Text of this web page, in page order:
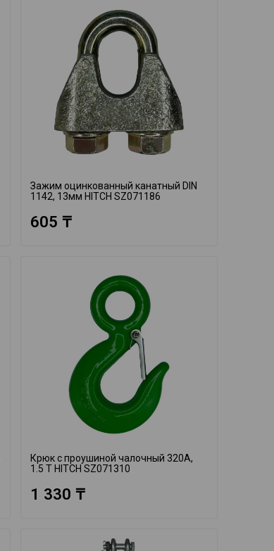
Зажим оцинкованный канатный DIN
1142, 13мм HITCH SZ071186
605 ₸
Крюк с проушиной чалочный 320A,
1.5 Т HITCH SZ071310
1 330 ₸